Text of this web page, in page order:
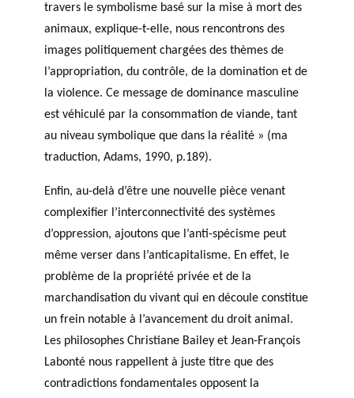
travers le symbolisme basé sur la mise à mort des
animaux, explique-t-elle, nous rencontrons des
images politiquement chargées des thèmes de
l’appropriation, du contrôle, de la domination et de
la violence. Ce message de dominance masculine
est véhiculé par la consommation de viande, tant
au niveau symbolique que dans la réalité » (ma
traduction, Adams, 1990, p.189).
Enfin, au-delà d’être une nouvelle pièce venant
complexifier l’interconnectivité des systèmes
d’oppression, ajoutons que l’anti-spécisme peut
même verser dans l’anticapitalisme. En effet, le
problème de la propriété privée et de la
marchandisation du vivant qui en découle constitue
un frein notable à l’avancement du droit animal.
Les philosophes Christiane Bailey et Jean-François
Labonté nous rappellent à juste titre que des
contradictions fondamentales opposent la